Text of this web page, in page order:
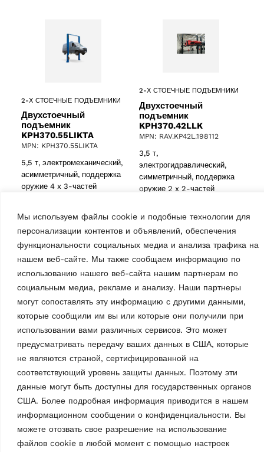
Мы используем файлы cookie и подобные технологии для
персонализации контентов и объявлений, обеспечения
функциональности социальных медиа и анализа трафика на
нашем веб-сайте. Мы также сообщаем информацию по
использованию нашего веб-сайта нашим партнерам по
социальным медиа, рекламе и анализу. Наши партнеры
могут сопоставлять эту информацию с другими данными,
которые сообщили им вы или которые они получили при
использовании вами различных сервисов. Это может
предусматривать передачу ваших данных в США, которые
не являются страной, сертифицированной на
соответствующий уровень защиты данных. Поэтому эти
данные могут быть доступны для государственных органов
США. Более подробная информация приводится в нашем
информационном сообщении о конфиденциальности. Вы
можете отозвать свое разрешение на использование
файлов cookie в любой момент с помощью настроек
products
2-Х СТОЕЧНЫЕ ПОДЪЕМНИКИ
Двухстоечный
подъемник
KPH370.55LIKTA
MPN: KPH370.55LIKTA
5,5 т, электромеханический,
асимметричный, поддержка
oружие 4 x 3-частей
2-Х СТОЕЧНЫЕ ПОДЪЕМНИКИ
Двухстоечный
подъемник
KPH370.42LLK
MPN: RAV.KP42L.198112
3,5 т,
электрогидравлический,
симметричный, поддержка
oружие 2 x 2-частей
Технические характеристики
Характеристики
Концевой
выключатель | c
барным управлением
| для трехфазного
питанием | не собран
предварительно
Страна происхождения, согласно
IT